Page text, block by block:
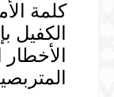
كلمة
الكفيل